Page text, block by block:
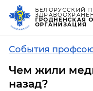
БЕЛОРУССКИЙ
ГРОДНЕНСКАЯ
ОРГАНИЗАЦИЯ
События
Чем жили
назад?